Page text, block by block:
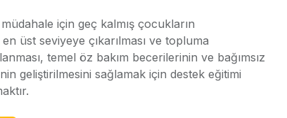
için geç kalmış çocukların
üst seviyeye çıkarılması ve topluma
temel öz bakım becerilerinin ve bağımsız
geliştirilmesini sağlamak için destek eğitimi